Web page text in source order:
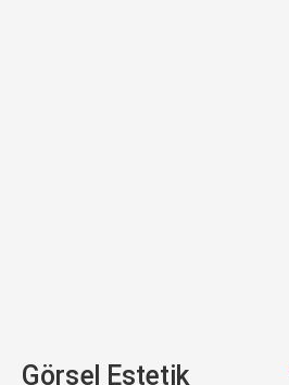
Görsel Estetik